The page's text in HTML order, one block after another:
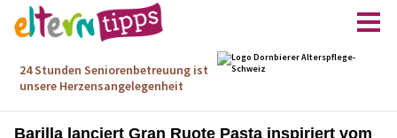
Barilla lanciert Gran Ruote Pasta inspiriert vom